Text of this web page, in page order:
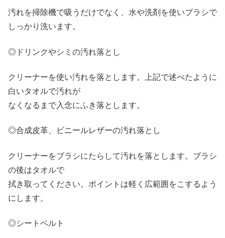
汚れを掃除機で吸うだけでなく、水や洗剤を使いブラシで
しっかり洗います。
◎ドリンクやシミの汚れ落とし
クリーナーを使い汚れを落とします。上記で述べたように
白いタオルで汚れが
なくなるまで入念にふき落とします。
◎合成皮革、ビニールレザーの汚れ落とし
クリーナーをブラシにたらして汚れを落とします。ブラシ
の後はタオルで
拭き取ってください。ポイントは軽く広範囲をこするよう
にします。
◎シートベルト